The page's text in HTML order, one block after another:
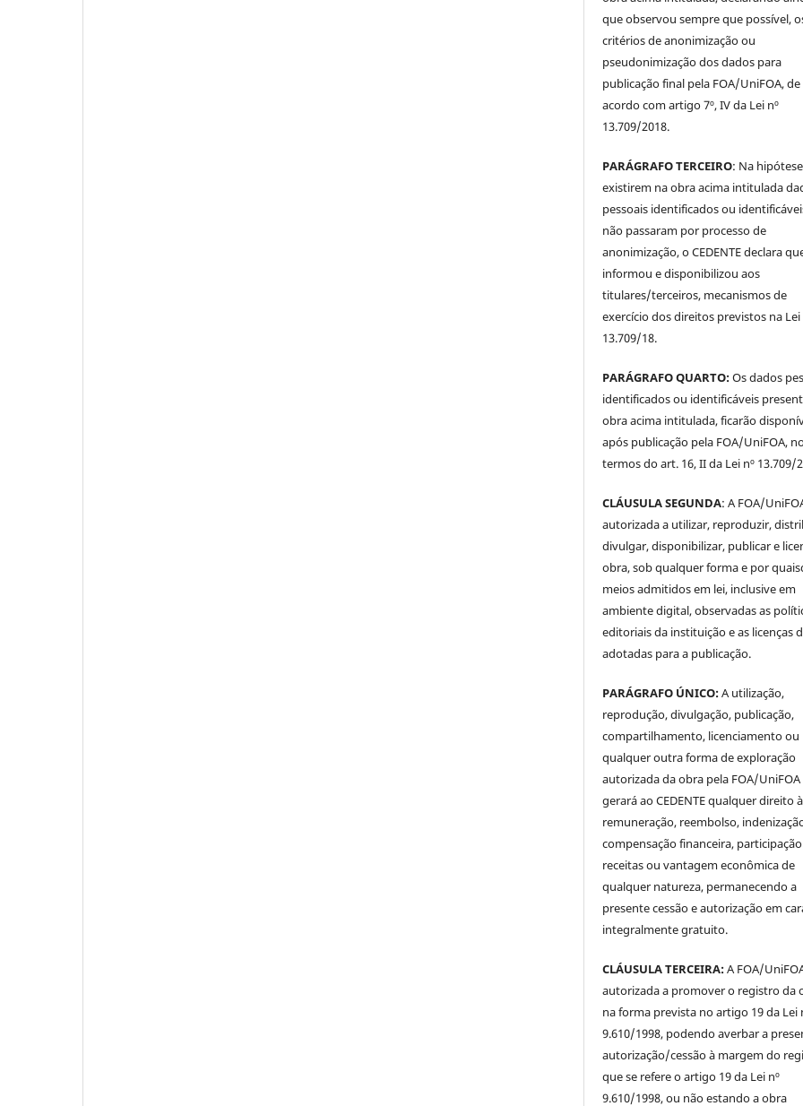
que observou sempre que possível,
critérios de anonimização ou
pseudonimização dos dados para
publicação final pela FOA/UniFOA, de
acordo com artigo 7º, IV da Lei nº
13.709/2018.
PARÁGRAFO TERCEIRO: Na
existirem na obra acima intitulada
pessoais identificados ou
não passaram por processo de
anonimização, o CEDENTE declara
informou e disponibilizou aos
titulares/terceiros, mecanismos de
exercício dos direitos previstos na Lei
13.709/18.
PARÁGRAFO QUARTO:Os dados
identificados ou identificáveis
obra acima intitulada, ficarão
após publicação pela FOA/UniFOA,
termos do art. 16, II da Lei nº 13.709/
CLÁUSULA SEGUNDA: A FOA/
autorizada a utilizar, reproduzir,
divulgar, disponibilizar, publicar e
obra, sob qualquer forma e por
meios admitidos em lei, inclusive em
ambiente digital, observadas as
editoriais da instituição e as licenças
adotadas para a publicação.
PARÁGRAFO ÚNICO:A utilização,
reprodução, divulgação, publicação,
compartilhamento, licenciamento ou
qualquer outra forma de exploração
autorizada da obra pela FOA/
gerará ao CEDENTE qualquer direito à
remuneração, reembolso,
compensação financeira,
receitas ou vantagem econômica de
qualquer natureza, permanecendo a
presente cessão e autorização em
integralmente gratuito.
CLÁUSULA TERCEIRA:A FOA/
autorizada a promover o registro da
na forma prevista no artigo 19 da Lei
9.610/1998, podendo averbar a
autorização/cessão à margem do
que se refere o artigo 19 da Lei nº
9.610/1998, ou não estando a obra